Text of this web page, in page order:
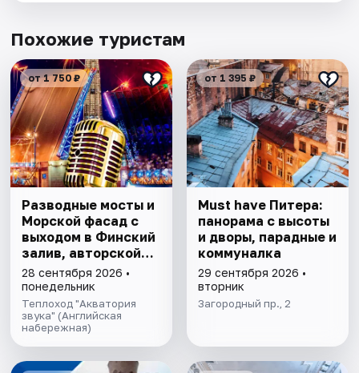
Похожие туристам
от 1 750 ₽
Разводные мосты и
Морской фасад с
выходом в Финский
залив, авторской
экскурсией и живой
музыкой
28 сентября 2026 •
понедельник
Теплоход "Акватория
звука" (Английская
набережная)
от 1 395 ₽
Must have Питера:
панорама с высоты
и дворы, парадные и
коммуналка
29 сентября 2026 •
вторник
Загородный пр., 2